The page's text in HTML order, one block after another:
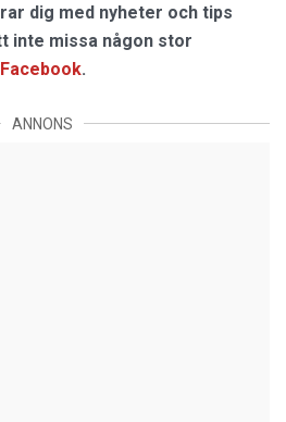
dig med nyheter och tips
inte missa någon stor
.
ANNONS